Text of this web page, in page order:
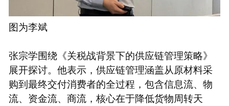
图为李斌
张宗学围绕《关税战背景下的供应链管理策略》
展开探讨。他表示，供应链管理涵盖从原材料采
购到最终交付消费者的全过程，包含信息流、物
流、资金流、商流，核心在于降低货物周转天